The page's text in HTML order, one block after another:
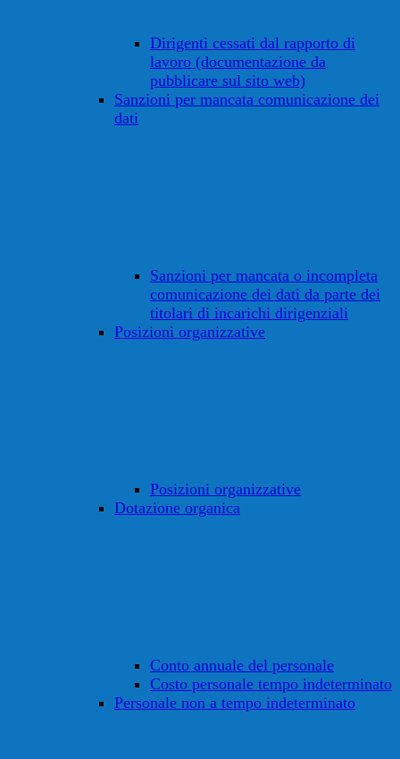
Dirigenti cessati dal rapporto di
lavoro (documentazione da
pubblicare sul sito web)
Sanzioni per mancata comunicazione dei
dati
Sanzioni per mancata o incompleta
comunicazione dei dati da parte dei
titolari di incarichi dirigenziali
Posizioni organizzative
Posizioni organizzative
Dotazione organica
Conto annuale del personale
Costo personale tempo indeterminato
Personale non a tempo indeterminato